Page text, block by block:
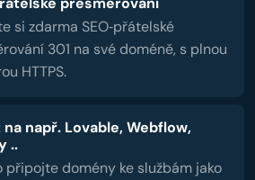
si zdarma SEO‑přátelské
301 na své doméně, s plnou
HTTPS.
na např. Lovable, Webflow,
..
připojte domény ke službám jako